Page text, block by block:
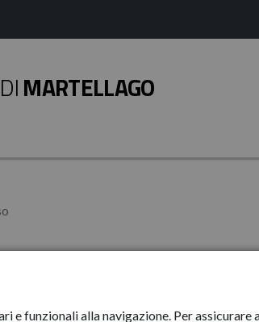
e funzionali alla navigazione. Per
MARTELLAGO